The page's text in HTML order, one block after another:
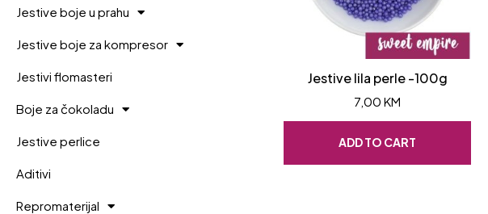
Jestive boje u prahu
Jestive boje za kompresor
Jestivi flomasteri
Boje za čokoladu
Jestive perlice
Aditivi
Repromaterijal
Jestive lila perle -100g
7,00 KM
ADD TO CART